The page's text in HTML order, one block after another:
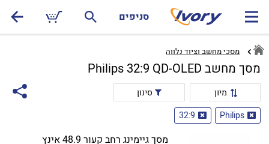
סניפים
מסכי מחשב וציוד נלווה
מסך מחשב Philips 32:9 QD-OLED
מיון
סינון
Philips
32:9
מסך גיימינג רחב קעור 48.9 אינץ